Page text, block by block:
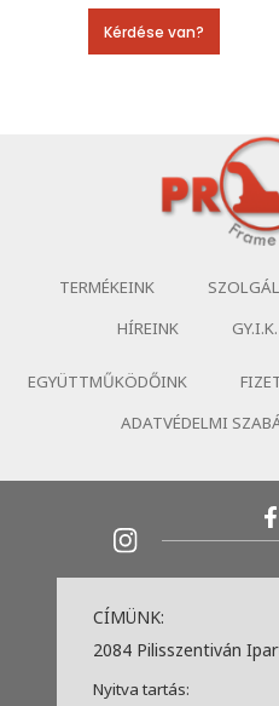
Kérdése van?
TERMÉKEINK
HÍREINK
GY.I.K.
EGYÜTTMŰKÖDŐINK
ADATVÉDELMI
CÍMÜNK:
2084 Pilisszentiván
Nyitva tartás: